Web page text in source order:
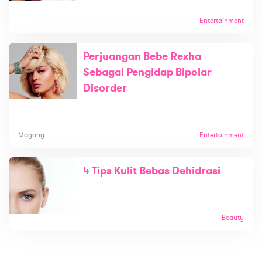
Entertainment
Perjuangan Bebe Rexha
Sebagai Pengidap Bipolar
Disorder
Magang Entertainment
4 Tips Kulit Bebas Dehidrasi
Beauty